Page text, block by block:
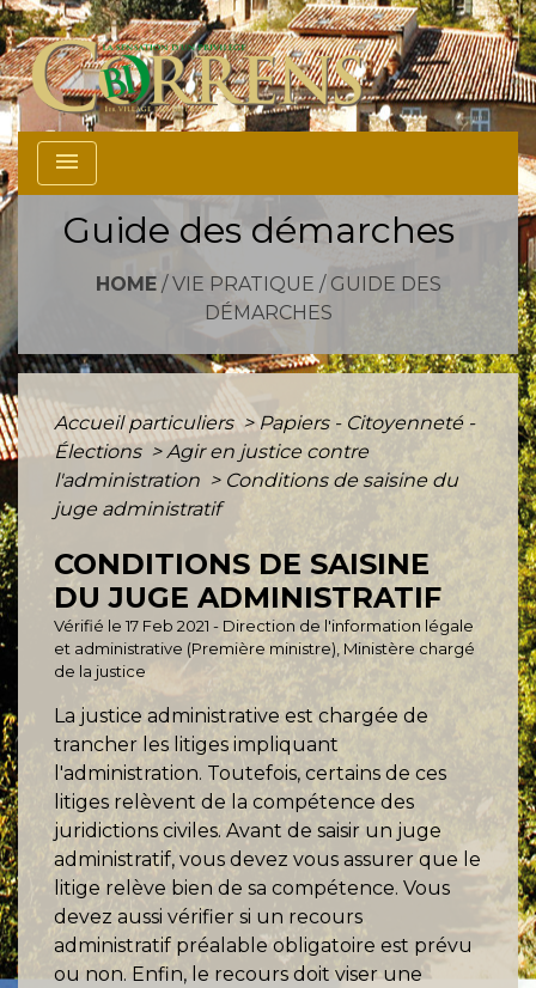
menu
Guide des démarches
HOME/ VIE PRATIQUE / GUIDE DES
DÉMARCHES
Accueil particuliers > Papiers - Citoyenneté -
Élections > Agir en justice contre
l'administration > Conditions de saisine du
juge administratif
CONDITIONS DE SAISINE
DU JUGE ADMINISTRATIF
Vérifié le 17 Feb 2021 - Direction de l'information légale
et administrative (Première ministre), Ministère chargé
de la justice
La justice administrative est chargée de
trancher les litiges impliquant
l'administration. Toutefois, certains de ces
litiges relèvent de la compétence des
juridictions civiles. Avant de saisir un juge
administratif, vous devez vous assurer que le
litige relève bien de sa compétence. Vous
devez aussi vérifier si un recours
administratif préalable obligatoire est prévu
ou non. Enfin, le recours doit viser une